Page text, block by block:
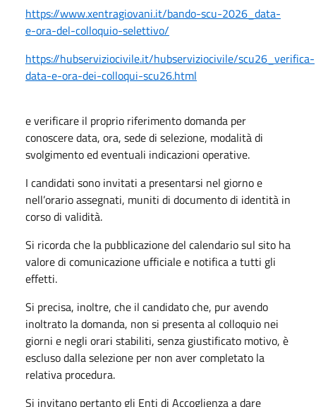
https://www.xentragiovani.it/bando-scu-2026_data-
e-ora-del-colloquio-selettivo/
https://hubserviziocivile.it/hubserviziocivile/scu26_verifica-
data-e-ora-dei-colloqui-scu26.html
e verificare il proprio riferimento domanda per
conoscere data, ora, sede di selezione, modalità di
svolgimento ed eventuali indicazioni operative.
I candidati sono invitati a presentarsi nel giorno e
nell’orario assegnati, muniti di documento di identità in
corso di validità.
Si ricorda che la pubblicazione del calendario sul sito ha
valore di comunicazione ufficiale e notifica a tutti gli
effetti.
Si precisa, inoltre, che il candidato che, pur avendo
inoltrato la domanda, non si presenta al colloquio nei
giorni e negli orari stabiliti, senza giustificato motivo, è
escluso dalla selezione per non aver completato la
relativa procedura.
Si invitano pertanto gli Enti di Accoglienza a dare